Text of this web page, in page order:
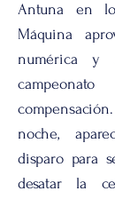
Antuna en
Máquina
numérica y
noche,
disparo para
desatar la